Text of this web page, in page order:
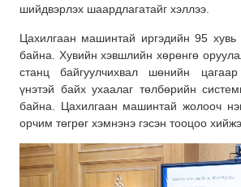
шийдвэрлэх шаардлагатайг хэллээ.
Цахилгаан машинтай иргэдийн 95 хувь
байна. Хувийн хэвшлийн хөрөнгө
станц байгуулчихвал шөнийн
үнэтэй байх ухаалаг төлбөрийн
байна. Цахилгаан машинтай жолооч
орчим төгрөг хэмнэнэ гэсэн тооцоо